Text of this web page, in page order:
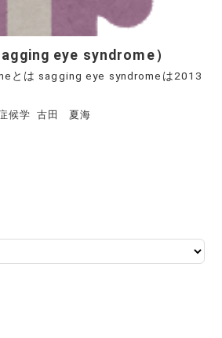
eye syndrome）
とは sagging eye syndromeは2013
候学 古田 夏海